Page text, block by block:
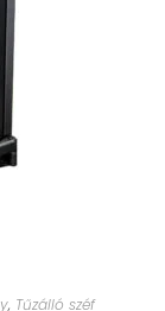
, Tűzálló széf